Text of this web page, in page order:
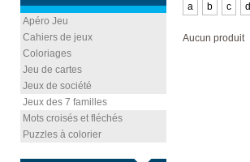
Apéro Jeu
Cahiers de jeux
Coloriages
Jeu de cartes
Jeux de société
Jeux des 7 familles
Mots croisés et fléchés
Puzzles à colorier
a
b c d
Aucun produit